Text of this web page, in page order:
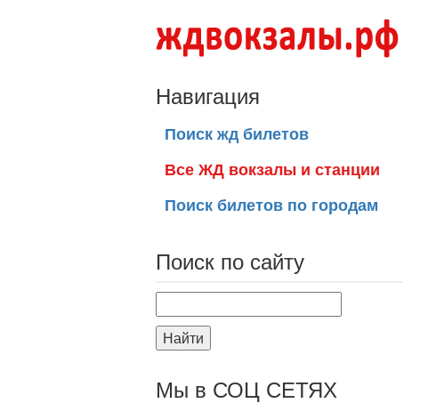
Навигация
Поиск жд билетов
Все ЖД вокзалы и станции
Поиск билетов по городам
Поиск по сайту
Найти
Мы в СОЦ СЕТЯХ